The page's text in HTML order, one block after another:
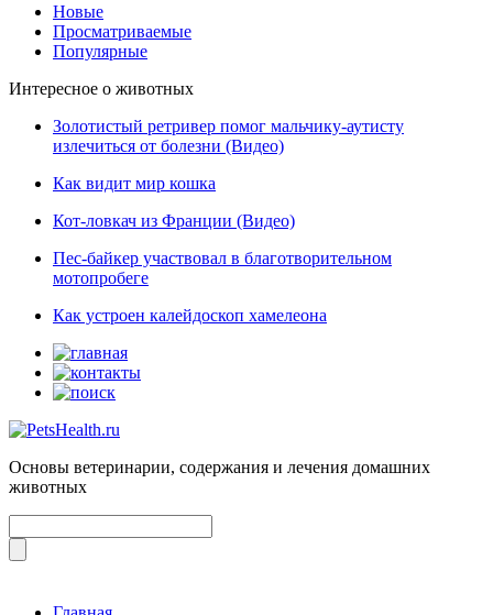
Новые
Просматриваемые
Популярные
Интересное о животных
Золотистый ретривер помог мальчику-аутисту
излечиться от болезни (Видео)
Как видит мир кошка
Кот-ловкач из Франции (Видео)
Пес-байкер участвовал в благотворительном
мотопробеге
Как устроен калейдоскоп хамелеона
Основы ветеринарии, содержания и лечения домашних
животных